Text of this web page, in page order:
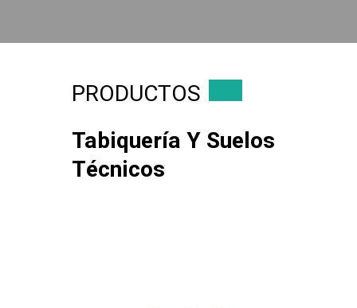
PRODUCTOS
Tabiquería Y Suelos
Técnicos